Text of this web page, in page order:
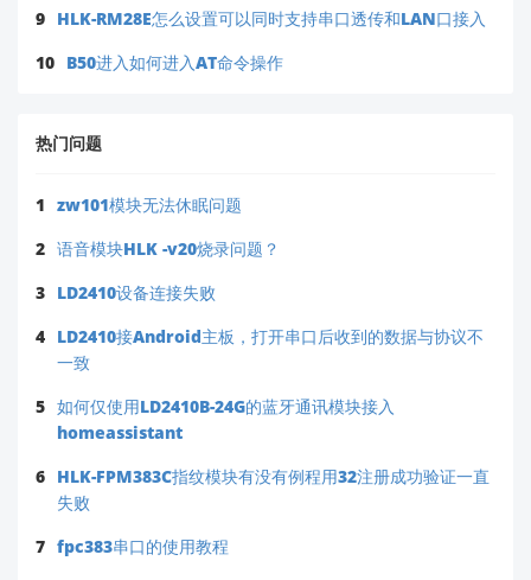
9 HLK-RM28E怎么设置可以同时支持串口透传和LAN口接入
10 B50进入如何进入AT命令操作
热门问题
1 zw101模块无法休眠问题
2 语音模块HLK -v20烧录问题？
3 LD2410设备连接失败
4 LD2410接Android主板，打开串口后收到的数据与协议不
一致
5 如何仅使用LD2410B-24G的蓝牙通讯模块接入
homeassistant
6 HLK-FPM383C指纹模块有没有例程用32注册成功验证一直
失败
7 fpc383串口的使用教程